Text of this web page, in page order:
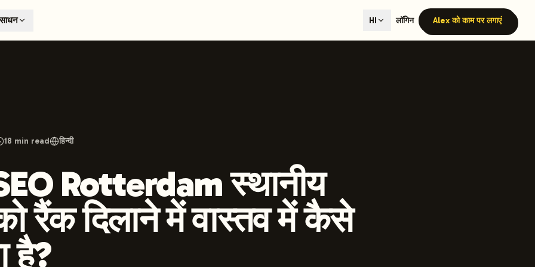
engines like ChatGPT, Claude, and Perplexity. Automated content generation with GEO optimization built-in.
hours.
HI लॉगिन Alex को काम पर लगाएं
18 min read हिन्दी
Rotterdam स्थानीय
रैंक दिलाने में वास्तव में कैसे
है?